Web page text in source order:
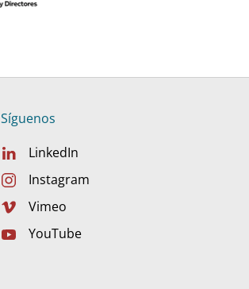
Síguenos
LinkedIn
Instagram
Vimeo
YouTube